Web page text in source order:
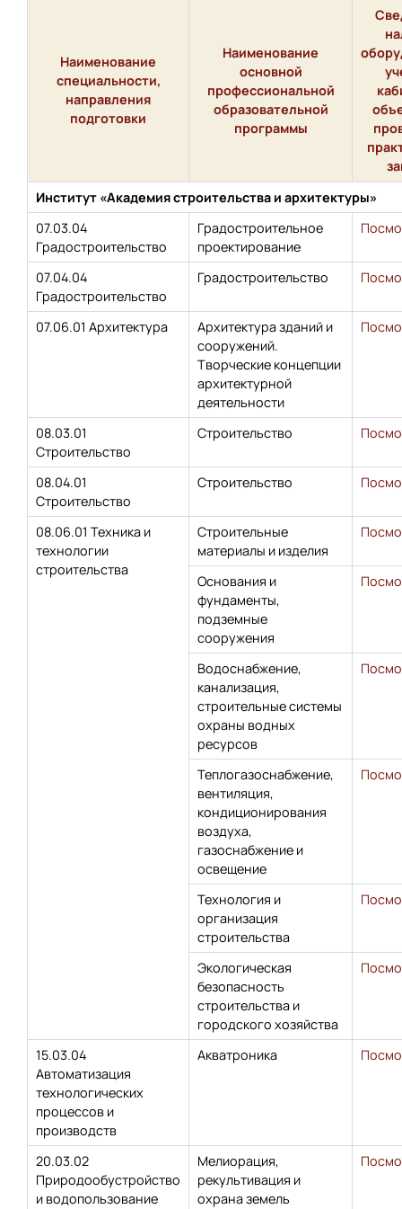
Наименование
специальности,
направления
подготовки
Наименование
основной
профессиональной
образовательной
программы
Институт «Академия строительства и архитектуры»
07.03.04
Градостроительство
Градостроительное
проектирование
07.04.04
Градостроительство
Градостроительство
07.06.01 Архитектура
Архитектура зданий и
сооружений.
Творческие концепции
архитектурной
деятельности
08.03.01
Строительство
Строительство
08.04.01
Строительство
Строительство
08.06.01 Техника и
технологии
строительства
Строительные
материалы и изделия
Основания и
фундаменты,
подземные
сооружения
Водоснабжение,
канализация,
строительные системы
охраны водных
ресурсов
Теплогазоснабжение,
вентиляция,
кондиционирования
воздуха,
газоснабжение и
освещение
Технология и
организация
строительства
Экологическая
безопасность
строительства и
городского хозяйства
15.03.04
Автоматизация
технологических
процессов и
производств
Акватроника
20.03.02
Природообустройство
и водопользование
Мелиорация,
рекультивация и
охрана земель